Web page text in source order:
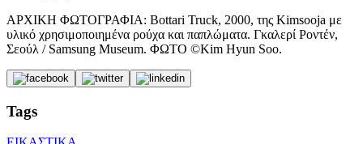
ΑΡΧΙΚΗ ΦΩΤΟΓΡΑΦΙΑ: Bottari Truck, 2000, της Kimsooja με
υλικό χρησιμοποιημένα ρούχα και παπλώματα. Γκαλερί Ροντέν,
Σεούλ / Samsung Museum. ΦΩΤΟ ©Kim Hyun Soo.
Tags